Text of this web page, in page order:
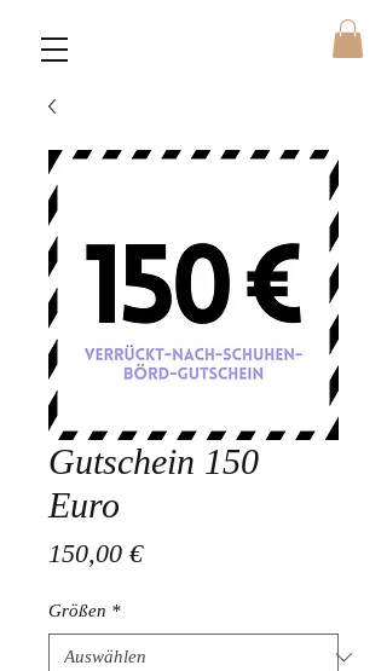
Gutschein 150
Euro
150,00 €Preis
Größen *